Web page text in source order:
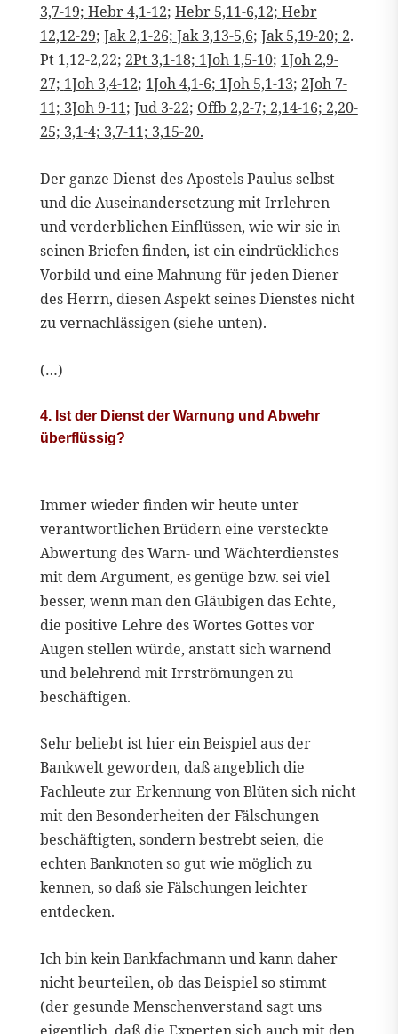
3,7-19; Hebr 4,1-12; Hebr 5,11-6,12; Hebr
12,12-29; Jak 2,1-26; Jak 3,13-5,6; Jak 5,19-20; 2.
Pt 1,12-2,22; 2Pt 3,1-18; 1Joh 1,5-10; 1Joh 2,9-
27; 1Joh 3,4-12; 1Joh 4,1-6; 1Joh 5,1-13; 2Joh 7-
11; 3Joh 9-11; Jud 3-22; Offb 2,2-7; 2,14-16; 2,20-
25; 3,1-4; 3,7-11; 3,15-20.
Der ganze Dienst des Apostels Paulus selbst
und die Auseinandersetzung mit Irrlehren
und verderblichen Einflüssen, wie wir sie in
seinen Briefen finden, ist ein eindrückliches
Vorbild und eine Mahnung für jeden Diener
des Herrn, diesen Aspekt seines Dienstes nicht
zu vernachlässigen (siehe unten).
(…)
4. Ist der Dienst der Warnung und Abwehr
überflüssig?
Immer wieder finden wir heute unter
verantwortlichen Brüdern eine versteckte
Abwertung des Warn- und Wächterdienstes
mit dem Argument, es genüge bzw. sei viel
besser, wenn man den Gläubigen das Echte,
die positive Lehre des Wortes Gottes vor
Augen stellen würde, anstatt sich warnend
und belehrend mit Irrströmungen zu
beschäftigen.
Sehr beliebt ist hier ein Beispiel aus der
Bankwelt geworden, daß angeblich die
Fachleute zur Erkennung von Blüten sich nicht
mit den Besonderheiten der Fälschungen
beschäftigten, sondern bestrebt seien, die
echten Banknoten so gut wie möglich zu
kennen, so daß sie Fälschungen leichter
entdecken.
Ich bin kein Bankfachmann und kann daher
nicht beurteilen, ob das Beispiel so stimmt
(der gesunde Menschenverstand sagt uns